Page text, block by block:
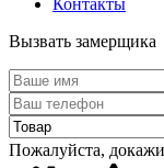
Контакты
Вызвать замерщика
Пожалуйста,